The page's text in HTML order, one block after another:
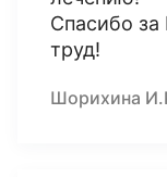
Спасибо
труд!
Шорихина